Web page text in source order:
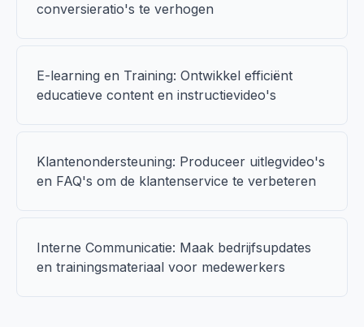
conversieratio's te verhogen
E-learning en Training: Ontwikkel efficiënt
educatieve content en instructievideo's
Klantenondersteuning: Produceer uitlegvideo's
en FAQ's om de klantenservice te verbeteren
Interne Communicatie: Maak bedrijfsupdates
en trainingsmateriaal voor medewerkers